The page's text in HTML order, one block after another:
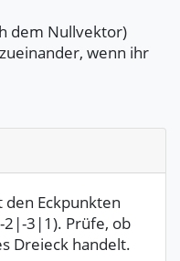
dem Nullvektor)
wenn ihr
den Eckpunkten
2|-3|1). Prüfe, ob
Dreieck handelt.